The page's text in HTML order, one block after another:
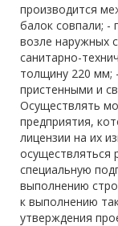
производится
балок совпали; -
возле наружных
санитарно-
толщину 220 мм;
пристенными и
Осуществлять
предприятия,
лицензии на их
осуществляться
специальную
выполнению
к выполнению
утверждения